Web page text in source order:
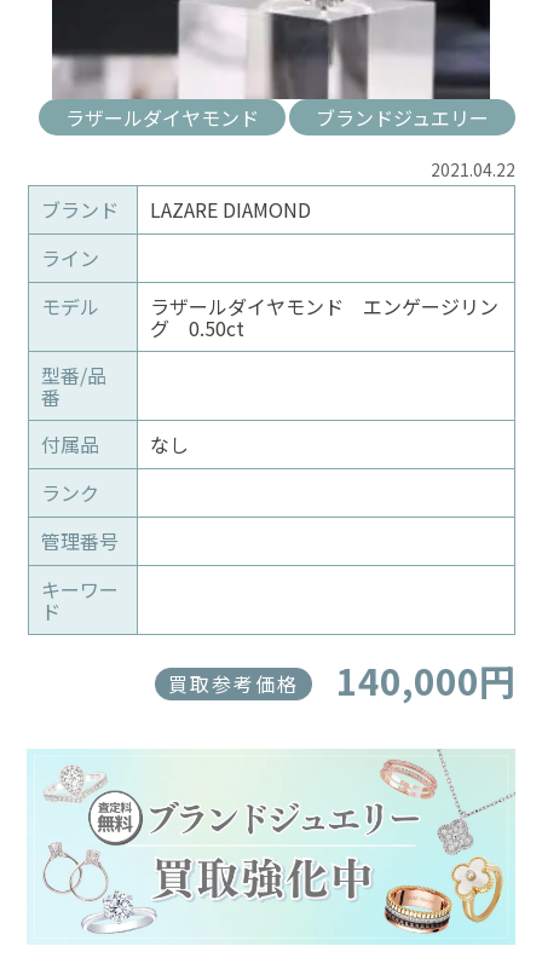
ラザールダイヤモンド ブランドジュエリー
2021.04.22
ブランド
LAZARE DIAMOND
ライン
モデル
ラザールダイヤモンド エンゲージリン
グ 0.50ct
型番/品
番
付属品
なし
ランク
管理番号
キーワー
ド
買取参考価格 140,000円